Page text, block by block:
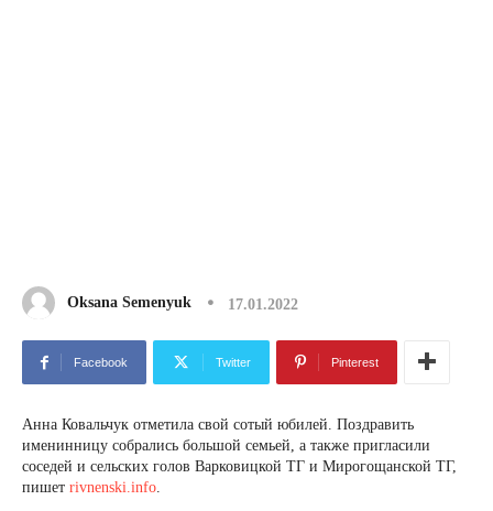
Oksana Semenyuk 17.01.2022
Facebook Twitter Pinterest
Анна Ковальчук отметила свой сотый юбилей. Поздравить
именинницу собрались большой семьей, а также пригласили
соседей и сельских голов Варковицкой ТГ и Мирогощанской ТГ,
пишет rivnenski.info.